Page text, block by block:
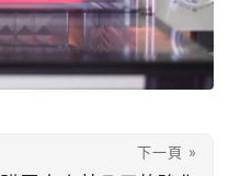
下一頁 »